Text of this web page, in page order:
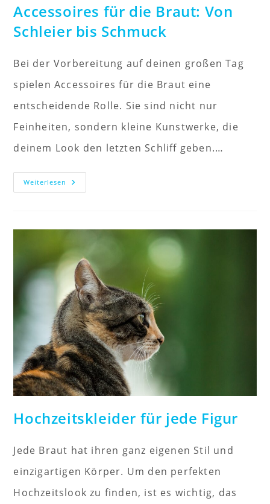
Accessoires für die Braut: Von
Schleier bis Schmuck
Bei der Vorbereitung auf deinen großen Tag
spielen Accessoires für die Braut eine
entscheidende Rolle. Sie sind nicht nur
Feinheiten, sondern kleine Kunstwerke, die
deinem Look den letzten Schliff geben.…
Weiterlesen Accessoires
Für
Bis
Hochzeitskleider für jede Figur
Jede Braut hat ihren ganz eigenen Stil und
einzigartigen Körper. Um den perfekten
Hochzeitslook zu finden, ist es wichtig, das